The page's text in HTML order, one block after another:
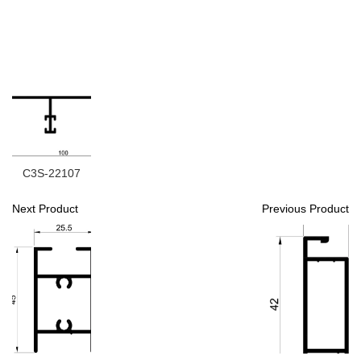
C3S-22107
Next Product Previous Product